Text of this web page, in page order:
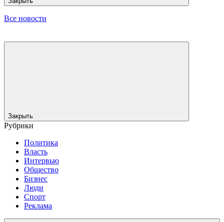
Все новости
Закрыть
Рубрики
Политика
Власть
Интервью
Общество
Бизнес
Люди
Спорт
Реклама